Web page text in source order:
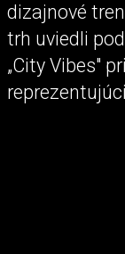
dizajnové
trh uviedli
„City Vibes"